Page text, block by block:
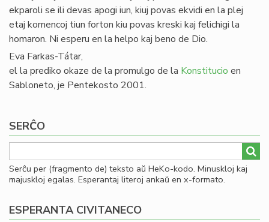
ekparoli se ili devas apogi iun, kiuj povas ekvidi en la plej
etaj komencoj tiun forton kiu povas kreski kaj felichigi la
homaron. Ni esperu en la helpo kaj beno de Dio.
Eva Farkas-Tátar,
el la prediko okaze de la promulgo de la Konstitucio en
Sabloneto, je Pentekosto 2001.
SERĈO
Serĉu per (fragmento de) teksto aŭ HeKo-kodo. Minuskloj kaj
majuskloj egalas. Esperantaj literoj ankaŭ en x-formato.
ESPERANTA CIVITANECO